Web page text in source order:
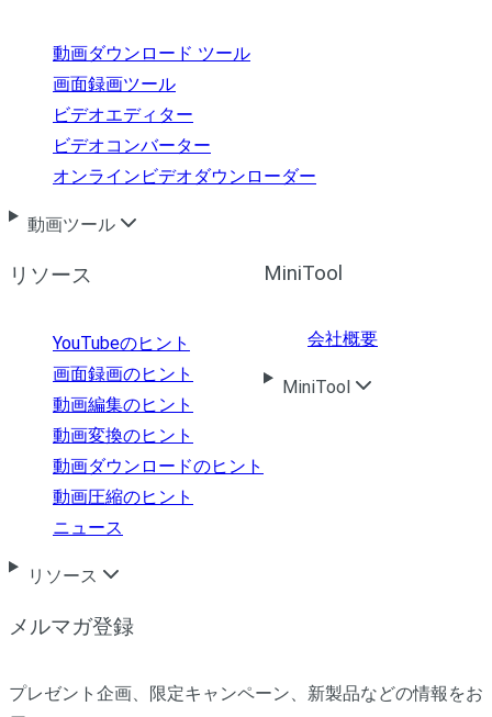
動画ダウンロード ツール
画面録画ツール
ビデオエディター
ビデオコンバーター
オンラインビデオダウンローダー
動画ツール
リソース
YouTubeのヒント
画面録画のヒント
動画編集のヒント
動画変換のヒント
動画ダウンロードのヒント
動画圧縮のヒント
ニュース
リソース
MiniTool
会社概要
MiniTool
メルマガ登録
プレゼント企画、限定キャンペーン、新製品などの情報をお